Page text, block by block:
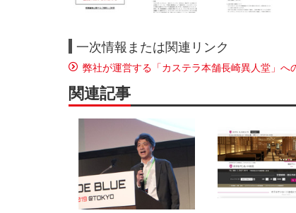
一次情報または関連リンク
弊社が運営する「カステラ本舗長崎異人堂」
関連記事